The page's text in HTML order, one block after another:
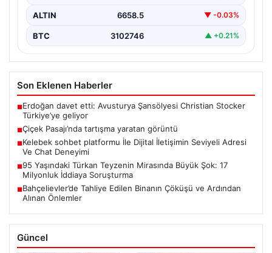
ALTIN 6658.5 ▼ -0.03%
BTC 3102746 ▲ +0.21%
Son Eklenen Haberler
■Erdoğan davet etti: Avusturya Şansölyesi Christian Stocker
Türkiye’ye geliyor
■Çiçek Pasajı’nda tartışma yaratan görüntü
■Kelebek sohbet platformu İle Dijital İletişimin Seviyeli Adresi
Ve Chat Deneyimi
■95 Yaşındaki Türkan Teyzenin Mirasında Büyük Şok: 17
Milyonluk İddiaya Soruşturma
■Bahçelievler’de Tahliye Edilen Binanın Çöküşü ve Ardından
Alınan Önlemler
Güncel